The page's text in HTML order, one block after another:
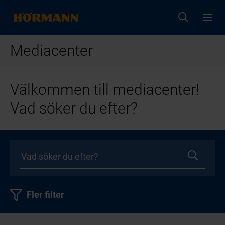
Mediacenter
Välkommen till mediacenter!
Vad söker du efter?
Fler filter